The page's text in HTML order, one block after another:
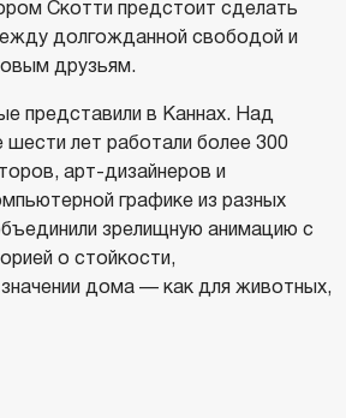
Скотти предстоит сделать
долгожданной свободой и
друзьям.
представили в Каннах. Над
шести лет работали более 300
арт-дизайнеров и
графике из разных
зрелищную анимацию с
о стойкости,
дома — как для животных,